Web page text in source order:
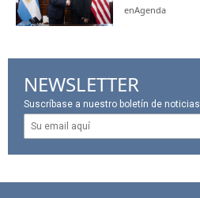
enAgenda
NEWSLETTER
Suscríbase a nuestro boletín de noticias